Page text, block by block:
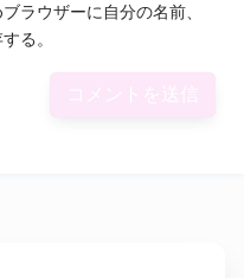
ラウザーに自分の名前、
る。